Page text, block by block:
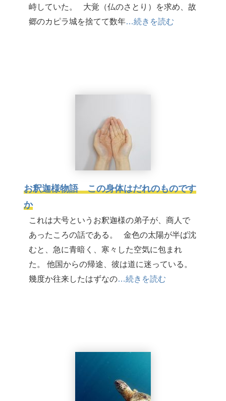
峙していた。 大覚（仏のさとり）を求め、故
郷のカピラ城を捨てて数年…続きを読む
お釈迦様物語 この身体はだれのものです
か
これは大号というお釈迦様の弟子が、商人で
あったころの話である。 金色の太陽が半ば沈
むと、急に青暗く、寒々した空気に包まれ
た。 他国からの帰途、彼は道に迷っている。
幾度か往来したはずなの…続きを読む